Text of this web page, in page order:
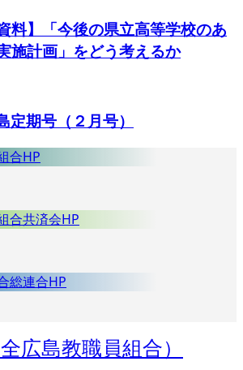
料】「今後の県立高等学校のあ
施計画」をどう考えるか
定期号（２月号）
合HP
合共済会HP
総連合HP